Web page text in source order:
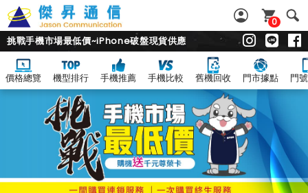
0
挑戰手機市場最低價~iPhone破盤現貨供應
價格總覽 機型排行 手機推薦 手機比較 舊機回收 門市據點 門